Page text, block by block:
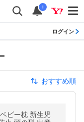
i
ログイン
おすすめ順
ビー枕 新生児